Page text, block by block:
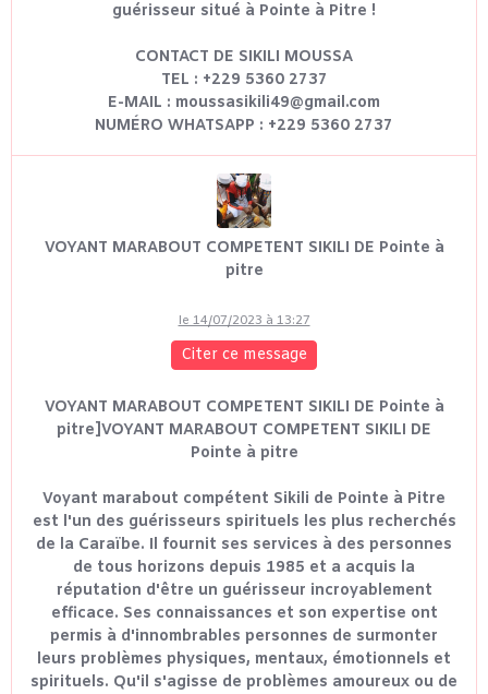
guérisseur situé à Pointe à Pitre !
CONTACT DE SIKILI MOUSSA
TEL : +229 5360 2737
E-MAIL : moussasikili49@gmail.com
NUMÉRO WHATSAPP : +229 5360 2737
VOYANT MARABOUT COMPETENT SIKILI DE Pointe à
pitre
le 14/07/2023 à 13:27
Citer ce message
VOYANT MARABOUT COMPETENT SIKILI DE Pointe à
pitre]VOYANT MARABOUT COMPETENT SIKILI DE
Pointe à pitre
Voyant marabout compétent Sikili de Pointe à Pitre
est l'un des guérisseurs spirituels les plus recherchés
de la Caraïbe. Il fournit ses services à des personnes
de tous horizons depuis 1985 et a acquis la
réputation d'être un guérisseur incroyablement
efficace. Ses connaissances et son expertise ont
permis à d'innombrables personnes de surmonter
leurs problèmes physiques, mentaux, émotionnels et
spirituels. Qu'il s'agisse de problèmes amoureux ou de